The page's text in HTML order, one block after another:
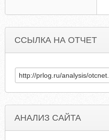
ССЫЛКА НА ОТЧЕТ
АНАЛИЗ САЙТА